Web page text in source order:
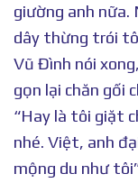
giường anh nữa.
dây thừng trói
Vũ Đình nói
gọn lại chăn gối
“Hay là tôi giặt
nhé. Việt, anh
mộng du như